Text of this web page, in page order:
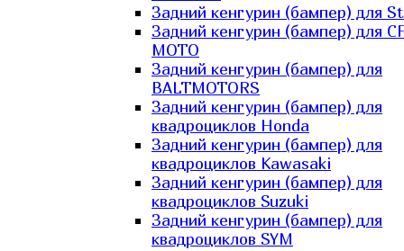
Задний кенгурин (бампер) для
Задний кенгурин (бампер) для
MOTO
Задний кенгурин (бампер) для
BALTMOTORS
Задний кенгурин (бампер) для
квадроциклов Honda
Задний кенгурин (бампер) для
квадроциклов Kawasaki
Задний кенгурин (бампер) для
квадроциклов Suzuki
Задний кенгурин (бампер) для
квадроциклов SYM